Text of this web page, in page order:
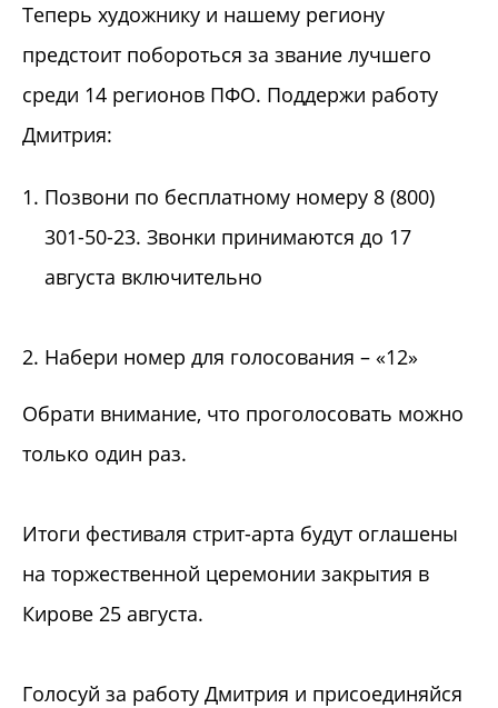
Теперь художнику и нашему региону
предстоит побороться за звание лучшего
среди 14 регионов ПФО. Поддержи работу
Дмитрия:
Позвони по бесплатному номеру 8 (800)
301-50-23. Звонки принимаются до 17
августа включительно
Набери номер для голосования – «12»
Обрати внимание, что проголосовать можно
только один раз.
Итоги фестиваля стрит-арта будут оглашены
на торжественной церемонии закрытия в
Кирове 25 августа.
Голосуй за работу Дмитрия и присоединяйся